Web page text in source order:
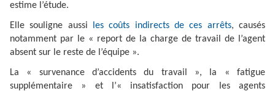
estime l’étude.
Elle souligne aussi les coûts indirects de ces arrêts, causés
notamment par le « report de la charge de travail de l’agent
absent sur le reste de l’équipe ».
La « survenance d’accidents du travail », la « fatigue
supplémentaire » et l’« insatisfaction pour les agents